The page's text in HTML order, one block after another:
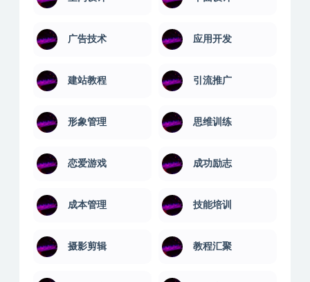
广告技术 应用开发
建站教程 引流推广
形象管理 思维训练
恋爱游戏 成功励志
成本管理 技能培训
摄影剪辑 教程汇聚